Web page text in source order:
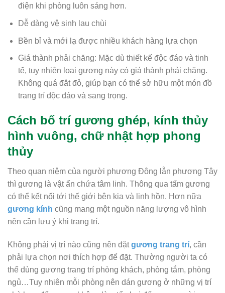
điện khi phòng luôn sáng hơn.
Dễ dàng vệ sinh lau chùi
Bền bỉ và mới lạ được nhiều khách hàng lựa chọn
Giá thành phải chăng: Mặc dù thiết kế độc đáo và tinh
tế, tuy nhiên loại gương này có giá thành phải chăng.
Không quá đắt đỏ, giúp bạn có thể sở hữu một món đồ
trang trí độc đáo và sang trọng.
Cách bố trí gương ghép, kính thủy
hình vuông, chữ nhật hợp phong
thủy
Theo quan niệm của người phương Đông lẫn phương Tây
thì gương là vật ẩn chứa tâm linh. Thông qua tấm gương
có thể kết nối tới thế giới bên kia và linh hồn. Hơn nữa
gương kính cũng mang một nguồn năng lượng vô hình
nên cần lưu ý khi trang trí.
Không phải vị trí nào cũng nên đặtgương trang trí, cần
phải lựa chọn nơi thích hợp để đặt. Thường người ta có
thể dùng gương trang trí phòng khách, phòng tắm, phòng
ngủ…Tuy nhiên mỗi phòng nên dán gương ở những vị trí